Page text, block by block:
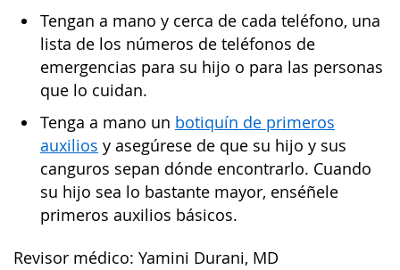
Tengan a mano y cerca de cada teléfono, una
lista de los números de teléfonos de
emergencias para su hijo o para las personas
que lo cuidan.
Tenga a mano un botiquín de primeros
auxilios y asegúrese de que su hijo y sus
canguros sepan dónde encontrarlo. Cuando
su hijo sea lo bastante mayor, enséñele
primeros auxilios básicos.
Revisor médico: Yamini Durani, MD